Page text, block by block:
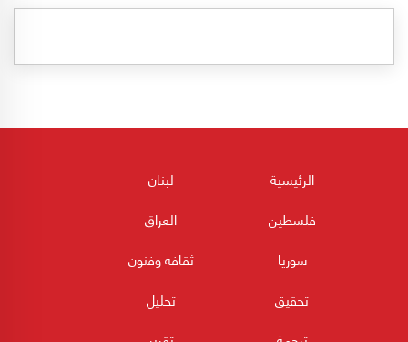
الرئيسية
لبنان
فلسطين
العراق
سوريا
ثقافه وفنون
تحقيق
تحليل